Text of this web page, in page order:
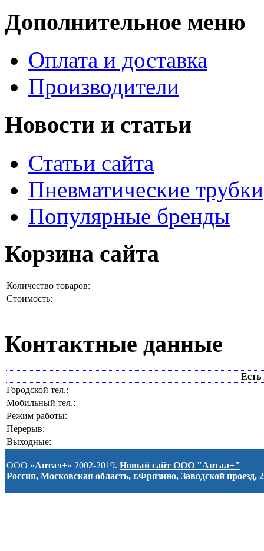
Дополнительное меню
Оплата и доставка
Производители
Новости и статьи
Статьи сайта
Пневматические трубки
Популярные бренды
Корзина сайта
Количество товаров:
Стоимость:
Контактные данные
Есть
Городской тел.:
Мобильный тел.:
Режим работы:
Перерыв:
Выходные:
ООО «Антал+» 2002-2019. Новый сайт ООО "Антал+"
Россия, Московская область, г.Фрязино, Заводской проезд, 2